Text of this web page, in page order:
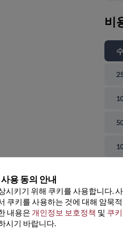
비
가격,
용 동의 안내
시키기 위해 쿠키를 사용합니다.
쿠키를 사용하는 것에 대해 암묵
내용은 개인정보 보호정책 및 쿠
시기 바랍니다.